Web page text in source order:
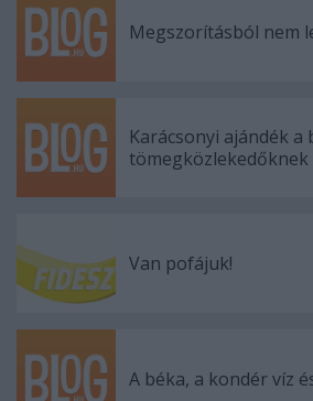
Megszorításból nem
Karácsonyi ajándék a
tömegközlekedőknek
Van pofájuk!
A béka, a kondér víz